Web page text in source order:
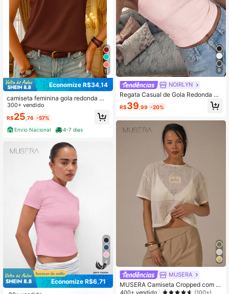
11
Economize R$34,14
camiseta feminina gola redonda ma
nga estruturada fashion
300+ vendido
R$25 ,76 -57%
Envio Nacional
4-7 dias
4
Economize R$6,71
9
NOIRLYN
Regata Casual de Gola Redonda Se
m Mangas Estilo Y2K Rosa para Mul
heres no Verão
R$39 ,99 -20%
MUSERA
MUSERA Camiseta Cropped com R
emendo Oversized de Tela, Primav
400+ vendido (100+)